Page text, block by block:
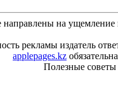
на
рекламы издатель
applepages.kz
Полезные советы